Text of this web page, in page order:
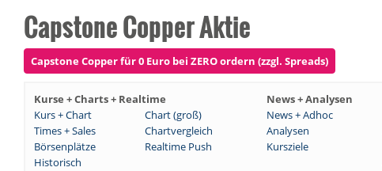
Capstone Copper Aktie
Capstone Copper für 0 Euro bei ZERO ordern (zzgl. Spreads)
Kurse + Charts + Realtime News + Analysen
Kurs + Chart
Chart (groß) News + Adhoc
Times + Sales
Chartvergleich Analysen
Börsenplätze
Realtime Push Kursziele
Historisch